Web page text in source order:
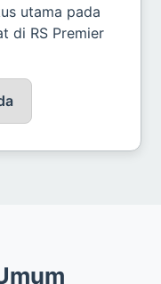
utama pada
di RS Premier